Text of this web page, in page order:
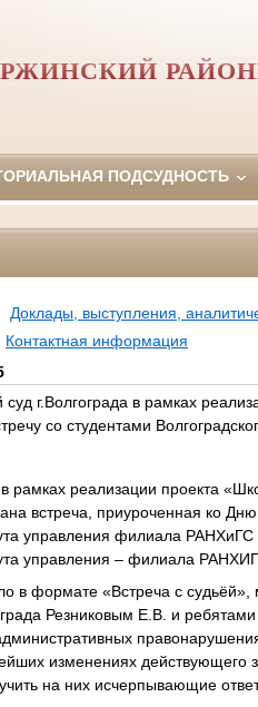
ПОДСУДНОСТЬ
Доклады, выступления,
Контактная информация
г.Волгограда в рамках
со студентами
рамках реализации проекта
встреча, приуроченная ко
управления филиала
управления – филиала
в формате «Встреча с
Резниковым Е.В. и
изменениях действующего
на них исчерпывающие